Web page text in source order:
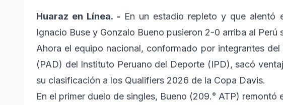
Huaraz en Línea. - En un estadio repleto y que alentó
Ignacio Buse y Gonzalo Bueno pusieron 2-0 arriba al Perú
Ahora el equipo nacional, conformado por integrantes
(PAD) del Instituto Peruano del Deporte (IPD), sacó
su clasificación a los Qualifiers 2026 de la Copa Davis.
En el primer duelo de singles, Bueno (209.° ATP) remontó